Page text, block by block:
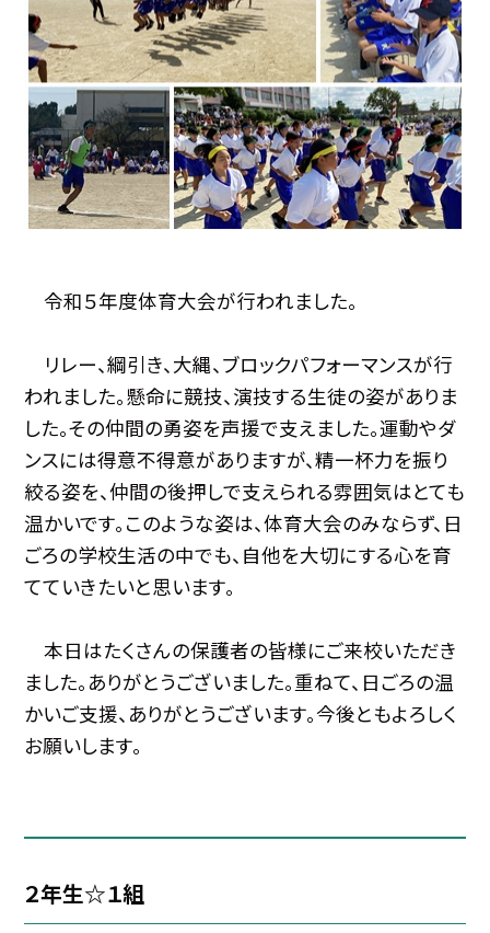
令和５年度体育大会が行われました。
リレー、綱引き、大縄、ブロックパフォーマンスが行
われました。懸命に競技、演技する生徒の姿がありま
した。その仲間の勇姿を声援で支えました。運動やダ
ンスには得意不得意がありますが、精一杯力を振り
絞る姿を、仲間の後押しで支えられる雰囲気はとても
温かいです。このような姿は、体育大会のみならず、日
ごろの学校生活の中でも、自他を大切にする心を育
てていきたいと思います。
本日はたくさんの保護者の皆様にご来校いただき
ました。ありがとうございました。重ねて、日ごろの温
かいご支援、ありがとうございます。今後ともよろしく
お願いします。
２年生☆１組